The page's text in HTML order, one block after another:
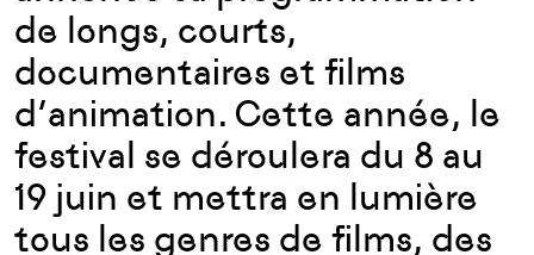
de longs, courts,
documentaires et films
d’animation. Cette année, le
festival se déroulera du 8 au
19 juin et mettra en lumière
tous les genres de films, des